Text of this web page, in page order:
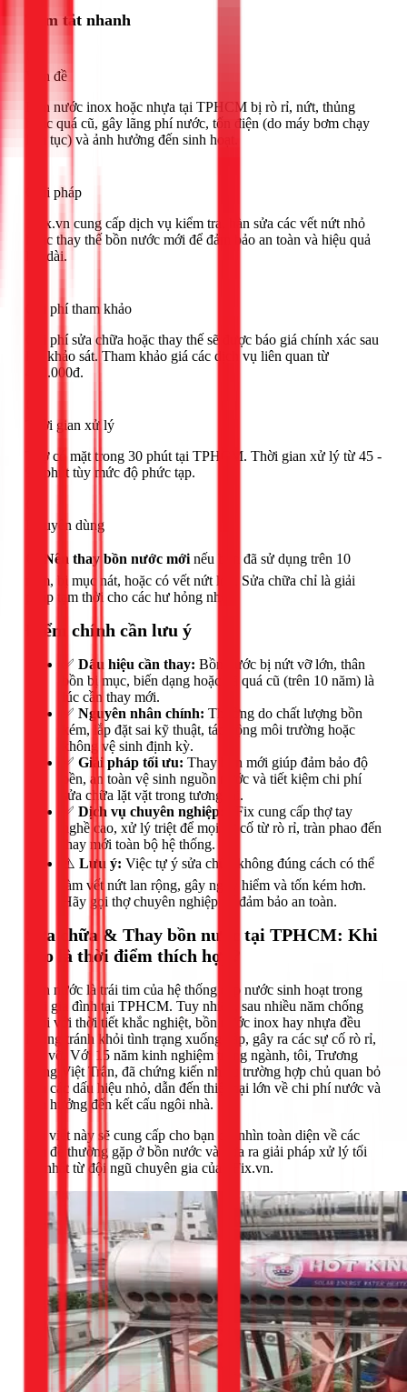
Tóm tắt nhanh
Vấn đề
Bồn nước inox hoặc nhựa tại TPHCM bị rò rỉ, nứt, thủng
hoặc quá cũ, gây lãng phí nước, tốn điện (do máy bơm chạy
liên tục) và ảnh hưởng đến sinh hoạt.
Giải pháp
1Fix.vn cung cấp dịch vụ kiểm tra, hàn sửa các vết nứt nhỏ
hoặc thay thế bồn nước mới để đảm bảo an toàn và hiệu quả
lâu dài.
Chi phí tham khảo
Chi phí sửa chữa hoặc thay thế sẽ được báo giá chính xác sau
khi khảo sát. Tham khảo giá các dịch vụ liên quan từ
400.000đ.
Thời gian xử lý
Thợ có mặt trong 30 phút tại TPHCM. Thời gian xử lý từ 45 -
90 phút tùy mức độ phức tạp.
Khuyên dùng
Nên thay bồn nước mới nếu bồn đã sử dụng trên 10
năm, bị mục nát, hoặc có vết nứt lớn. Sửa chữa chỉ là giải
pháp tạm thời cho các hư hỏng nhỏ.
Điểm chính cần lưu ý
✅ Dấu hiệu cần thay: Bồn nước bị nứt vỡ lớn, thân
bồn bị mục, biến dạng hoặc đã quá cũ (trên 10 năm) là
lúc cần thay mới.
✅ Nguyên nhân chính: Thường do chất lượng bồn
kém, lắp đặt sai kỹ thuật, tác động môi trường hoặc
không vệ sinh định kỳ.
✅ Giải pháp tối ưu: Thay bồn mới giúp đảm bảo độ
bền, an toàn vệ sinh nguồn nước và tiết kiệm chi phí
sửa chữa lặt vặt trong tương lai.
✅ Dịch vụ chuyên nghiệp:
1Fix cung cấp thợ tay
nghề cao, xử lý triệt để mọi sự cố từ rò rỉ, tràn phao đến
thay mới toàn bộ hệ thống.
⚠️ Lưu ý: Việc tự ý sửa chữa không đúng cách có thể
làm vết nứt lan rộng, gây nguy hiểm và tốn kém hơn.
Hãy gọi thợ chuyên nghiệp để đảm bảo an toàn.
Sửa chữa & Thay bồn nước tại TPHCM: Khi
nào là thời điểm thích hợp?
Bồn nước là trái tim của hệ thống cấp nước sinh hoạt trong
mỗi gia đình tại TPHCM. Tuy nhiên, sau nhiều năm chống
chọi với thời tiết khắc nghiệt, bồn nước inox hay nhựa đều
không tránh khỏi tình trạng xuống cấp, gây ra các sự cố rò rỉ,
nứt vỡ. Với 15 năm kinh nghiệm trong ngành, tôi, Trương
Công Việt Trân, đã chứng kiến nhiều trường hợp chủ quan bỏ
qua các dấu hiệu nhỏ, dẫn đến thiệt hại lớn về chi phí nước và
ảnh hưởng đến kết cấu ngôi nhà.
Bài viết này sẽ cung cấp cho bạn cái nhìn toàn diện về các
vấn đề thường gặp ở bồn nước và đưa ra giải pháp xử lý tối
ưu nhất từ đội ngũ chuyên gia của 1Fix.vn.